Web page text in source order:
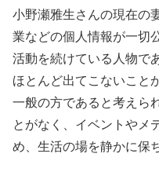
小野瀬雅生さんの現在の
業などの個人情報が一切
活動を続けている人物で
ほとんど出てこないこと
一般の方であると考えら
とがなく、イベントやメ
め、生活の場を静かに保